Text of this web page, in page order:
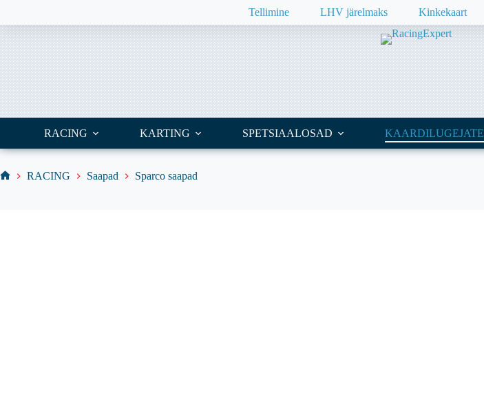
content
Tellimine LHV järelmaks Kinkekaart
RACING KARTING SPETSIAALOSAD
RACING Saapad Sparco saapad